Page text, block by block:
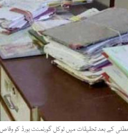
کے بعد تحقیقات میں لوکل گورنمنٹ بورڈ کو